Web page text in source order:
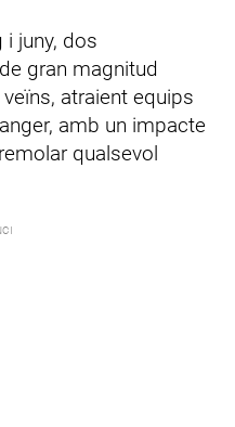
juny, dos
gran magnitud
atraient equips
amb un impacte
qualsevol